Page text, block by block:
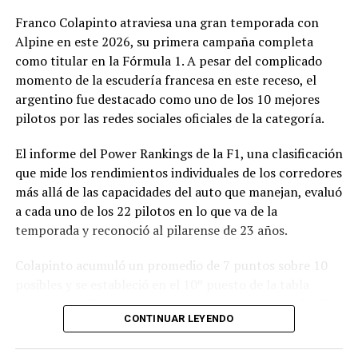
modificación vinculada a la composición societaria de la
empresa que obtuvo la concesión.
La novedad se conoce mientras la concesión del Minella
continúa envuelta en una delicadísima situación
jurídica. El proceso mediante el cual Minella Stadium
busca determinar si existieron irregularidades en la
licitación impulsada por el Municipio.
La causa, que avanza en la Justicia, derivó en
cuestionamientos de distintos sectores políticos y en
que pusieron bajo la lupa tanto el proceso licitatorio
firma concesionaria.
Franco Colapinto atraviesa una gran temporada con
Alpine en este 2026, su primera campaña completa
como titular en la Fórmula 1. A pesar del complicado
momento de la escudería francesa en este receso, el
argentino fue destacado como uno de los 10 mejores
pilotos por las redes sociales oficiales de la categoría.
El informe del Power Rankings de la F1, una clasificación
que mide los rendimientos individuales de los corredores
más allá de las capacidades del auto que manejan, evaluó
a cada uno de los 22 pilotos en lo que va de la
temporada y reconoció al pilarense de 23 años.
Colapinto acumuló un promedio de 7 puntos sobre 10
general, igualado en puntaje con el francés Isack Hadjar,
que logró estabilidad con la compleja segunda butaca de
CONTINUAR LEYENDO